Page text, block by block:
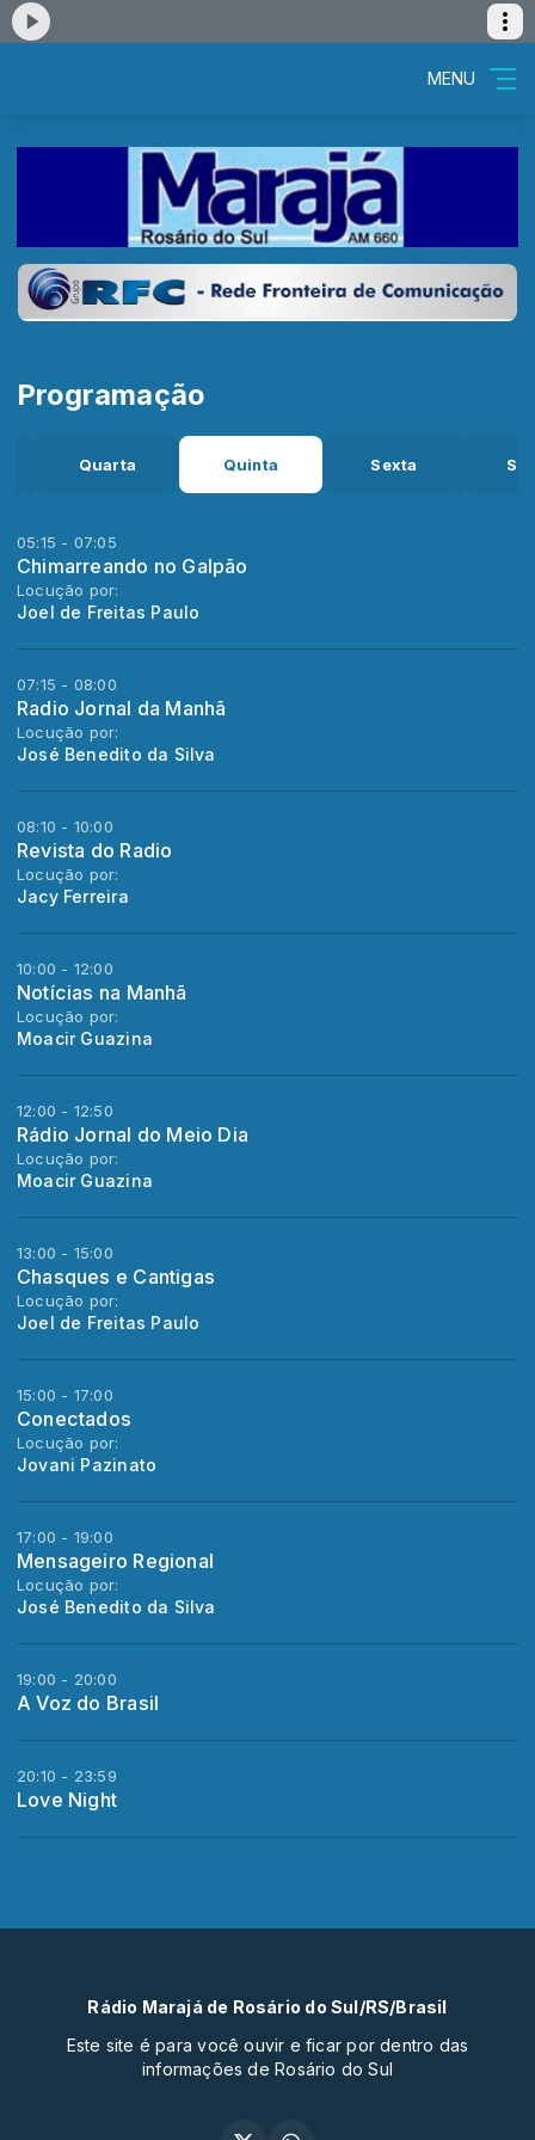
MENU
Programação
Quarta Quinta Sexta
05:15 - 07:05
Chimarreando no Galpão
Locução por:
Joel de Freitas Paulo
07:15 - 08:00
Radio Jornal da Manhã
Locução por:
José Benedito da Silva
08:10 - 10:00
Revista do Radio
Locução por:
Jacy Ferreira
10:00 - 12:00
Notícias na Manhã
Locução por:
Moacir Guazina
12:00 - 12:50
Rádio Jornal do Meio Dia
Locução por:
Moacir Guazina
13:00 - 15:00
Chasques e Cantigas
Locução por:
Joel de Freitas Paulo
15:00 - 17:00
Conectados
Locução por:
Jovani Pazinato
17:00 - 19:00
Mensageiro Regional
Locução por:
José Benedito da Silva
19:00 - 20:00
A Voz do Brasil
20:10 - 23:59
Love Night
Rádio Marajá de Rosário do Sul/RS/Brasil
Este site é para você ouvir e ficar por dentro das
informações de Rosário do Sul